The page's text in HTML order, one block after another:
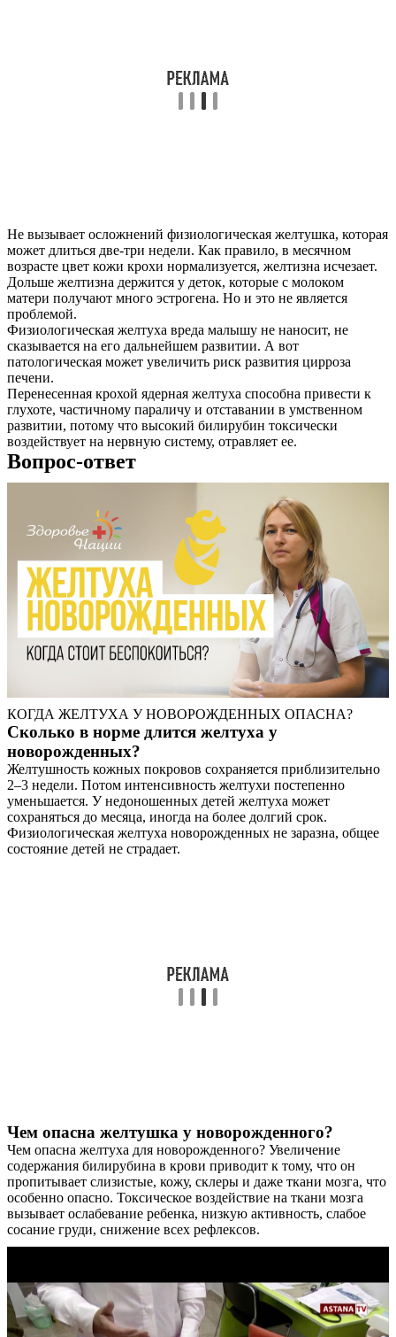
Не вызывает осложнений физиологическая желтушка, которая
может длиться две-три недели. Как правило, в месячном
возрасте цвет кожи крохи нормализуется, желтизна исчезает.
Дольше желтизна держится у деток, которые с молоком
матери получают много эстрогена. Но и это не является
проблемой.
Физиологическая желтуха вреда малышу не наносит, не
сказывается на его дальнейшем развитии. А вот
патологическая может увеличить риск развития цирроза
печени.
Перенесенная крохой ядерная желтуха способна привести к
глухоте, частичному параличу и отставании в умственном
развитии, потому что высокий билирубин токсически
воздействует на нервную систему, отравляет ее.
Вопрос-ответ
КОГДА ЖЕЛТУХА У НОВОРОЖДЕННЫХ ОПАСНА?
Сколько в норме длится желтуха у
новорожденных?
Желтушность кожных покровов сохраняется приблизительно
2–3 недели. Потом интенсивность желтухи постепенно
уменьшается. У недоношенных детей желтуха может
сохраняться до месяца, иногда на более долгий срок.
Физиологическая желтуха новорожденных не заразна, общее
состояние детей не страдает.
Чем опасна желтушка у новорожденного?
Чем опасна желтуха для новорожденного? Увеличение
содержания билирубина в крови приводит к тому, что он
пропитывает слизистые, кожу, склеры и даже ткани мозга, что
особенно опасно. Токсическое воздействие на ткани мозга
вызывает ослабевание ребенка, низкую активность, слабое
сосание груди, снижение всех рефлексов.